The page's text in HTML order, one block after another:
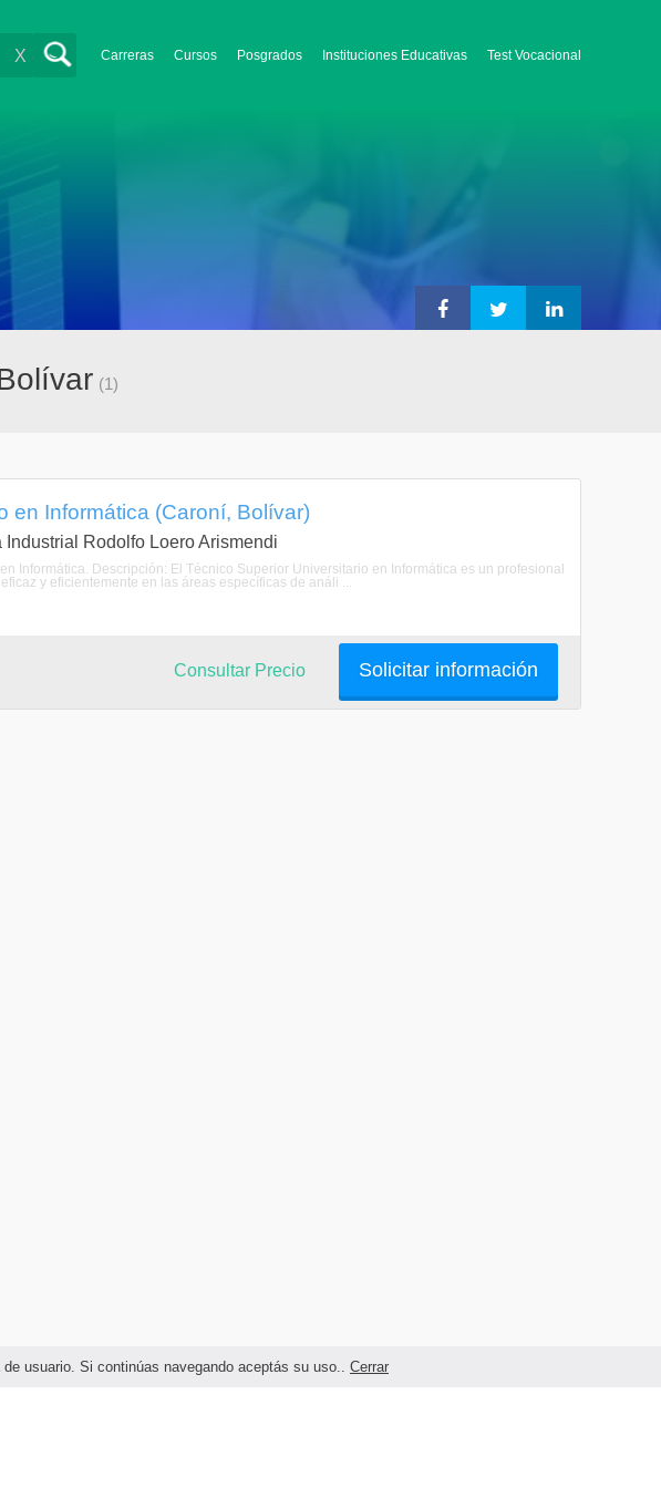
usuario. Si continúas navegando aceptás su uso.. Cerrar
Carreras Cursos Posgrados Instituciones Educativas Test Vocacional
X
(1)
en Informática (Caroní, Bolívar)
Industrial Rodolfo Loero Arismendi
Informática. Descripción: El Técnico Superior Universitario en Informática es un profesional
y eficientemente en las áreas específicas de análi ...
Solicitar información
Consultar Precio